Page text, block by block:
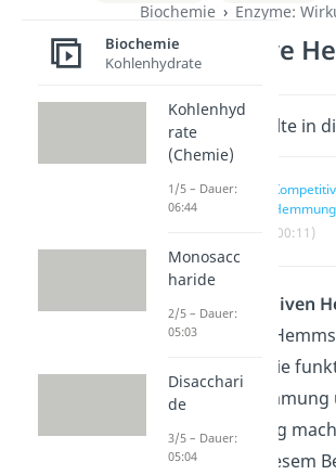
Biochemie
Enzyme:
Kompetitive
Wichtige Inhalte in
erklärt
(00:11)
Bei derkompetitiven
konkurriert der
Substrat. Aber wie
kompetitive
du sie rückgängig
erfährst du in diesem
Biochemie
Kohlenhydrate
Kohlenhyd
rate
(Chemie)
1/5 – Dauer:
06:44
Monosacc
haride
2/5 – Dauer:
05:03
Disacchari
de
3/5 – Dauer:
05:04